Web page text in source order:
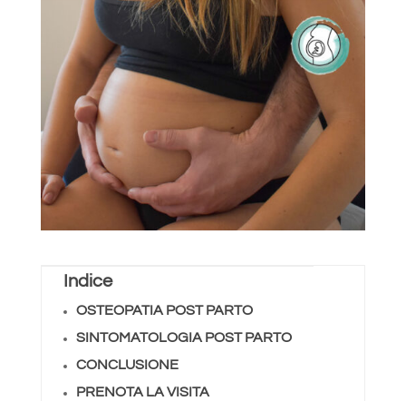
Indice
OSTEOPATIA POST PARTO
SINTOMATOLOGIA POST PARTO
CONCLUSIONE
PRENOTA LA VISITA